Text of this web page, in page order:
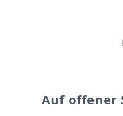
Auf offener